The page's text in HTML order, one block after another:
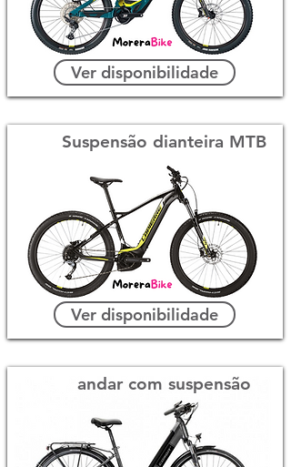
Ver disponibilidade
Suspensão dianteira MTB
Ver disponibilidade
andar com suspensão